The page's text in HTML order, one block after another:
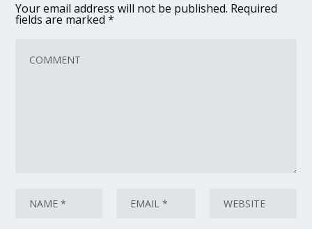
Your email address will not be published. Required
fields are marked*